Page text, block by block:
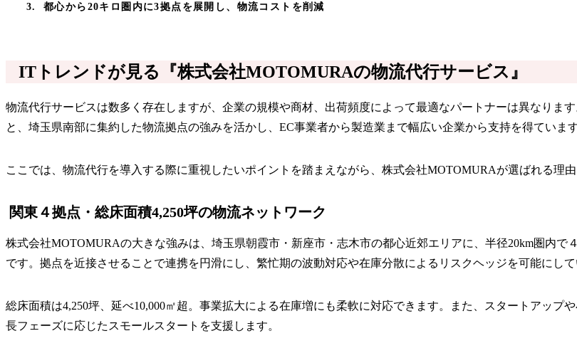
都心から20キロ圏内に3拠点を展開し、物流コストを削減
ITトレンドが見る『株式会社MOTOMURAの物流代行サービス』
物流代行サービスは数多く存在しますが、企業の規模や商材、出荷頻度によって最適なパートナーは異なりま
と、埼玉県南部に集約した物流拠点の強みを活かし、EC事業者から製造業まで幅広い企業から支持を得ています
ここでは、物流代行を導入する際に重視したいポイントを踏まえながら、株式会社MOTOMURAが選ばれる理
関東４拠点・総床面積4,250坪の物流ネットワーク
株式会社MOTOMURAの大きな強みは、埼玉県朝霞市・新座市・志木市の都心近郊エリアに、半径20km圏内
です。拠点を近接させることで連携を円滑にし、繁忙期の波動対応や在庫分散によるリスクヘッジを可能にして
総床面積は4,250坪、延べ10,000㎡超。事業拡大による在庫増にも柔軟に対応できます。また、スタートアッ
長フェーズに応じたスモールスタートを支援します。